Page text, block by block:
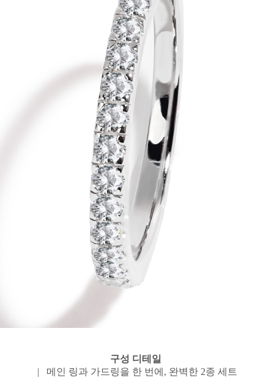
구성 디테일
| 메인 링과 가드링을 한 번에, 완벽한 2종 세트